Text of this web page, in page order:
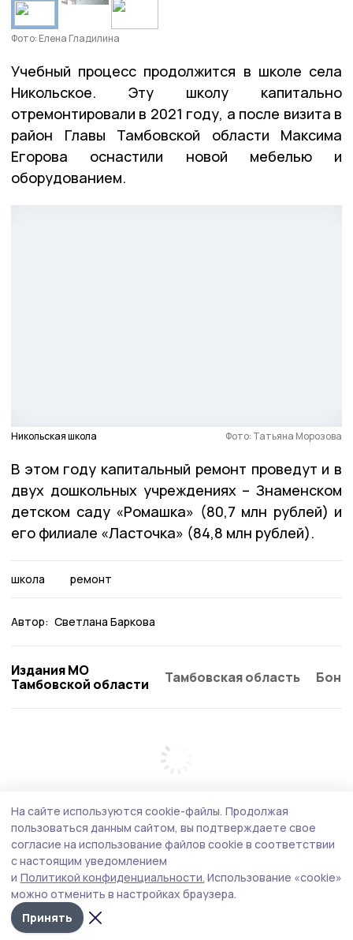
Фото: Елена Гладилина
Учебный процесс продолжится в школе села
Никольское. Эту школу капитально
отремонтировали в 2021 году, а после визита в
район Главы Тамбовской области Максима
Егорова оснастили новой мебелью и
оборудованием.
Никольская школа Фото: Татьяна Морозова
В этом году капитальный ремонт проведут и в
двух дошкольных учреждениях – Знаменском
детском саду «Ромашка» (80,7 млн рублей) и
его филиале «Ласточка» (84,8 млн рублей).
школа ремонт
Автор: Светлана Баркова
Издания МО
Тамбовской области
Тамбовская область
На сайте используются cookie-файлы. Продолжая
пользоваться данным сайтом, вы подтверждаете свое
согласие на использование файлов cookie в соответствии
с настоящим уведомлением
и Политикой конфиденциальности. Использование «cookie»
можно отменить в настройках браузера.
Принять